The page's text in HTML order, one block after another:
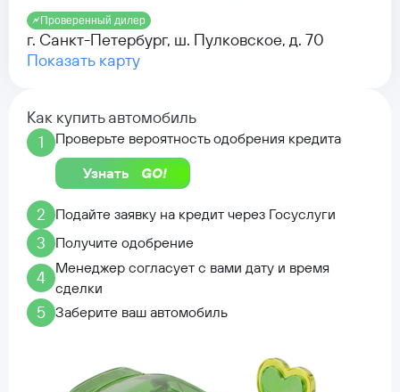
Проверенный дилер
г. Санкт-Петербург, ш. Пулковское, д. 70
Показать карту
Как купить автомобиль
1
Проверьте вероятность одобрения кредита
Узнать
2 Подайте заявку на кредит через Госуслуги
3 Получите одобрение
4
Менеджер согласует с вами дату и время
сделки
5 Заберите ваш автомобиль